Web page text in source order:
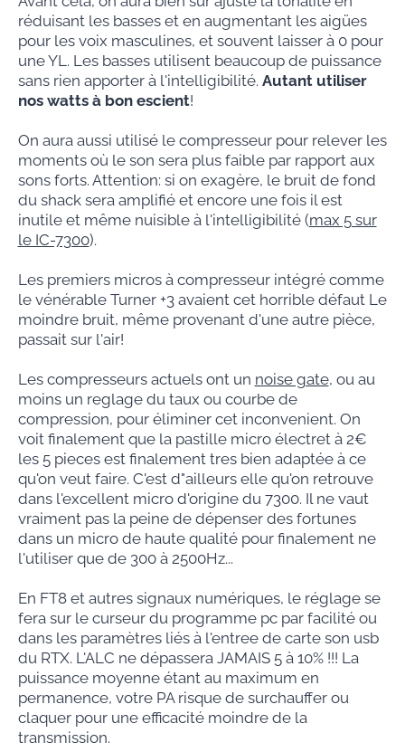
réduisant les basses et en augmentant les aigües
pour les voix masculines, et souvent laisser à 0 pour
une YL. Les basses utilisent beaucoup de puissance
sans rien apporter à l'intelligibilité. Autant utiliser
nos watts à bon escient!
On aura aussi utilisé le compresseur pour relever les
moments où le son sera plus faible par rapport aux
sons forts. Attention: si on exagère, le bruit de fond
du shack sera amplifié et encore une fois il est
inutile et même nuisible à l'intelligibilité (max 5 sur
le IC-7300).
Les premiers micros à compresseur intégré comme
le vénérable Turner +3 avaient cet horrible défaut Le
moindre bruit, même provenant d'une autre pièce,
passait sur l'air!
Les compresseurs actuels ont un noise gate, ou au
moins un reglage du taux ou courbe de
compression, pour éliminer cet inconvenient. On
voit finalement que la pastille micro électret à 2€
les 5 pieces est finalement tres bien adaptée à ce
qu'on veut faire. C'est d"ailleurs elle qu'on retrouve
dans l'excellent micro d'origine du 7300. Il ne vaut
vraiment pas la peine de dépenser des fortunes
dans un micro de haute qualité pour finalement ne
l'utiliser que de 300 à 2500Hz...
En FT8 et autres signaux numériques, le réglage se
fera sur le curseur du programme pc par facilité ou
dans les paramètres liés à l'entree de carte son usb
du RTX. L'ALC ne dépassera JAMAIS 5 à 10% !!! La
puissance moyenne étant au maximum en
permanence, votre PA risque de surchauffer ou
claquer pour une efficacité moindre de la
transmission.